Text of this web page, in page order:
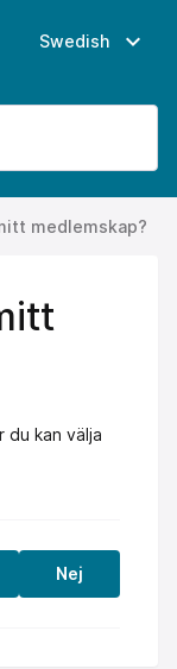
Swedish expand_more
medlemskap?
du kan välja
Nej